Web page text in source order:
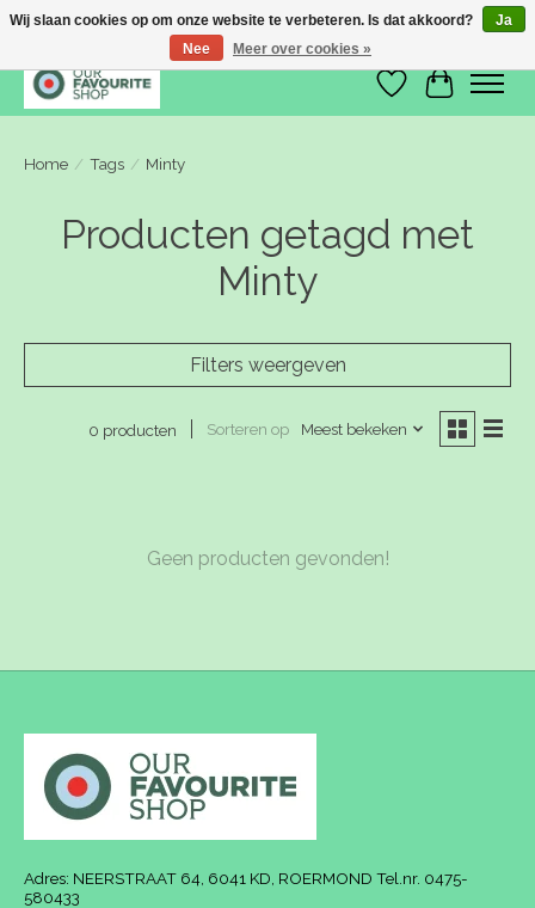
Verlanglijst
Home / Tags / Minty
Producten getagd met
Minty
Filters weergeven
0 producten Sorteren op Meest bekeken
Geen producten gevonden!
Adres: NEERSTRAAT 64, 6041 KD, ROERMOND Tel.nr. 0475-
580433
Wij slaan cookies op om onze website te verbeteren. Is dat akkoord?
Ja
Nee
Meer over cookies »